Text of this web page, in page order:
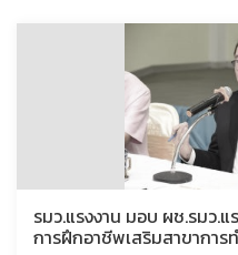
รมว.แรงงาน มอบ ผช.รมว.
การฝึกอาชีพเสริมสาขาการ